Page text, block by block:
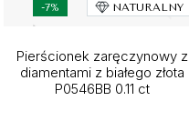
-7% NATURALNY
Pierścionek zaręczynowy z
diamentami z białego złota
P0546BB 0.11 ct